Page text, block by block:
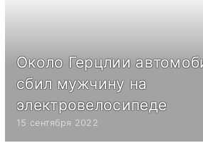
Около Герцлии
сбил мужчину на
электровелосипеде
15 сентября 2022